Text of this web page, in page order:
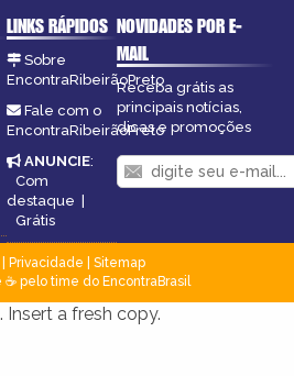
LINKS RÁPIDOS
Sobre
EncontraRibeirãoPreto
Fale com o
EncontraRibeirãoPreto
ANUNCIE:
Com
destaque
Grátis
NOVIDADES POR E-
MAIL
Receba grátis as
principais notícias,
dicas e promoções
Privacidade
Sitemap
pelo time do EncontraBrasil
a fresh copy.